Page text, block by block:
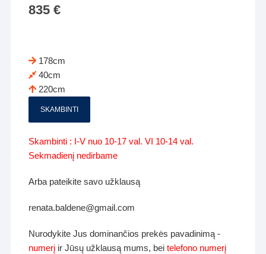
835€
178cm
40cm
220cm
SKAMBINTI
Skambinti : I-V nuo 10-17 val. VI 10-14 val.
Sekmadienį nedirbame
Arba pateikite savo užklausą
renata.baldene@gmail.com
Nurodykite Jus dominančios prekės pavadinimą -
numerį ir Jūsų užklausą mums, beitelefono numerį